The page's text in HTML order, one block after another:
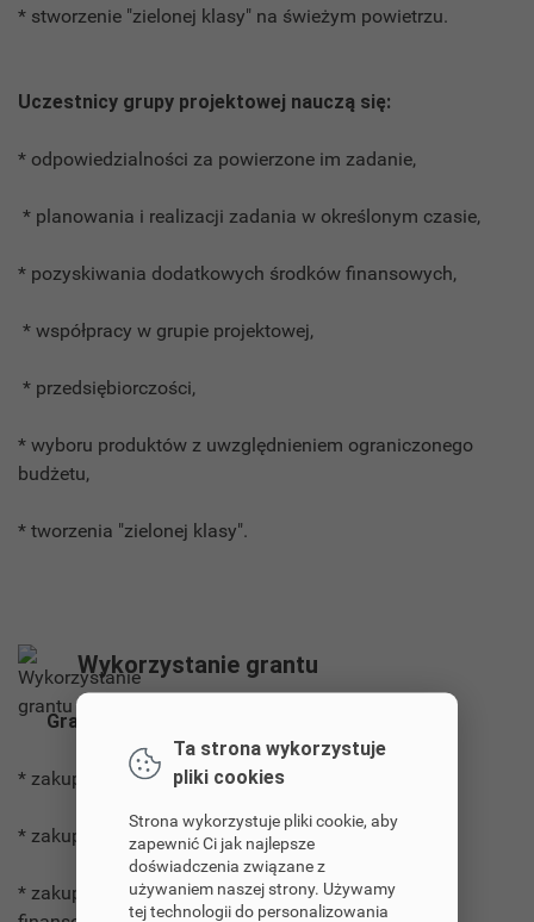
* stworzenie "zielonej klasy" na świeżym powietrzu.
Uczestnicy grupy projektowej nauczą się:
* odpowiedzialności za powierzone im zadanie,
* planowania i realizacji zadania w określonym czasie,
* pozyskiwania dodatkowych środków finansowych,
* współpracy w grupie projektowej,
* przedsiębiorczości,
* wyboru produktów z uwzględnieniem ograniczonego
budżetu,
* tworzenia "zielonej klasy".
Wykorzystanie grantu
Grant przeznaczymy na:
* zakup fantazyjnych leżaków, mat, puf lazy bag,
* zakup stolika i przenośnej tablicy,
* zakup drzewek (jeśli pozyskamy dodatkowe środki
Ta strona wykorzystuje
pliki cookies
Strona wykorzystuje pliki cookie, aby
zapewnić Ci jak najlepsze
doświadczenia związane z
używaniem naszej strony. Używamy
tej technologii do personalizowania